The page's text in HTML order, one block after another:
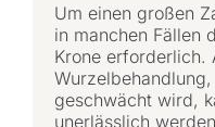
Um einen großen
in manchen Fällen
Krone erforderlich.
geschwächt wird,
unerlässlich